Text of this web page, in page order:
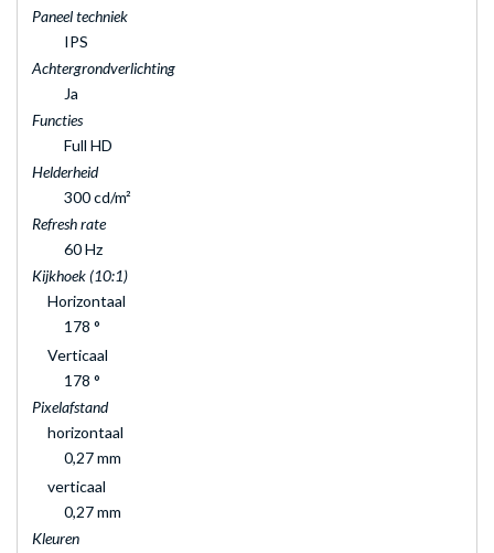
Paneel techniek
IPS
Achtergrondverlichting
Ja
Functies
Full HD
Helderheid
300 cd/m²
Refresh rate
60 Hz
Kijkhoek (10:1)
Horizontaal
178 °
Verticaal
178 °
Pixelafstand
horizontaal
0,27 mm
verticaal
0,27 mm
Kleuren